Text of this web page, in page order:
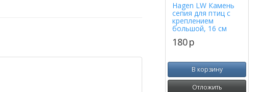
Hagen LW Камень
сепия для птиц с
креплением
большой, 16 см
180p
В корзину
Отложить